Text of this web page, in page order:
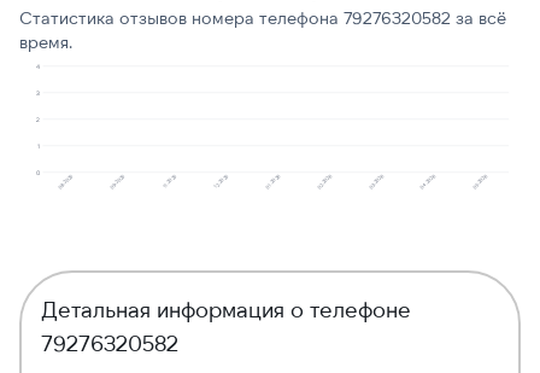
мошенничество
1 7
Статистика отзывов номера телефона 79276320582 за всё
время.
0
1
2
3
4
08.2025 09.2025 11.2025 12.2025 01.2026 02.2026 03.2026 04.2026 05.2026
Детальная информация о телефоне
79276320582